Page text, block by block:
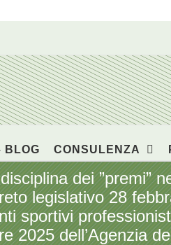
BLOG CONSULENZA
dei ”premi”
legislativo 28
sportivi
2025 dell’Agenzia